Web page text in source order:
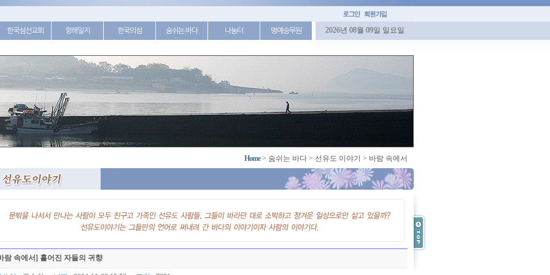
한국섬선교회 항해일지 한국의섬 숨쉬는 바다 나눔터 명예승무원 2026년 08월 09일 일요일
Home> 숨쉬는 바다 > 선유도 이야기 > 바람 속에서
람 속에서] 흩어진 자들의 귀향